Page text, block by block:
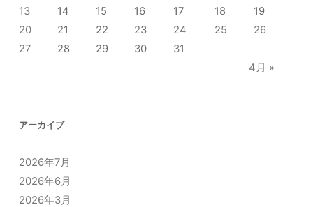
13
14 15 16 17 18
19
20
21 22 23 24 25
26
27
28 29 30
31
4月 »
アーカイブ
2026年7月
2026年6月
2026年3月